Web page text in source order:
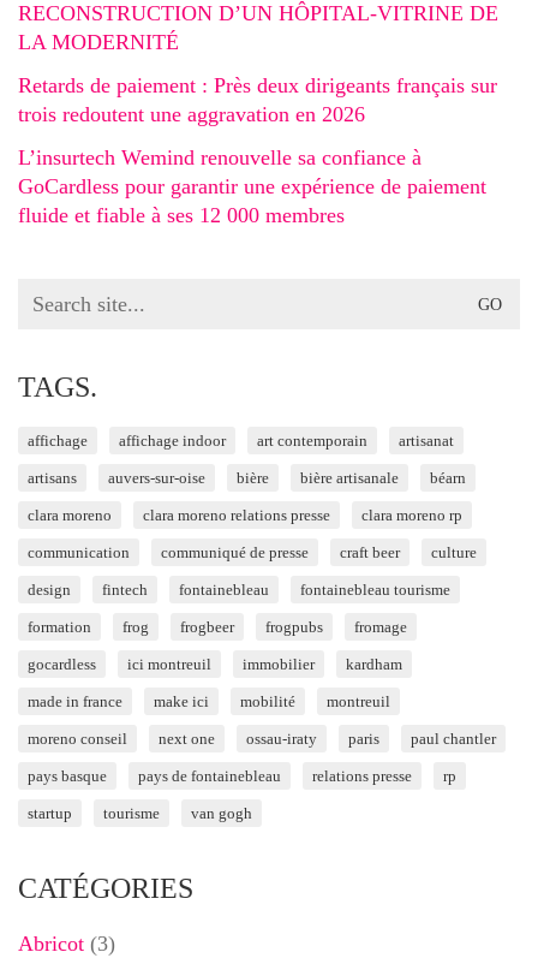
RECONSTRUCTION D’UN HÔPITAL-VITRINE DE
LA MODERNITÉ
Retards de paiement : Près deux dirigeants français sur
trois redoutent une aggravation en 2026
L’insurtech Wemind renouvelle sa confiance à
GoCardless pour garantir une expérience de paiement
fluide et fiable à ses 12 000 membres
Search
TAGS.
affichage affichage indoor art contemporain artisanat
artisans auvers-sur-oise bière bière artisanale béarn
clara moreno clara moreno relations presse clara moreno rp
communication communiqué de presse craft beer culture
design fintech fontainebleau fontainebleau tourisme
formation frog frogbeer frogpubs fromage
gocardless ici montreuil immobilier kardham
made in france make ici mobilité montreuil
moreno conseil next one ossau-iraty paris paul chantler
pays basque pays de fontainebleau relations presse rp
startup tourisme van gogh
CATÉGORIES
Abricot (3)